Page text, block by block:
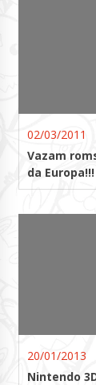
02/03/2011
Vazam
da Europa!!!
20/01/2013
Nintendo